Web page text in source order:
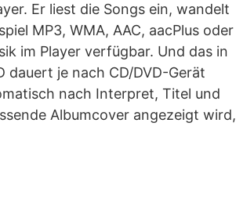
Er liest die Songs ein, wandelt
MP3, WMA, AAC, aacPlus oder
im Player verfügbar. Und das in
je nach CD/DVD-Gerät
nach Interpret, Titel und
Albumcover angezeigt wird,